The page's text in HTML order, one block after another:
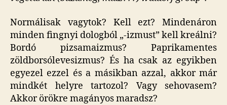
Normálisak vagytok? Kell ezt? Mindenáron
minden fingnyi dologból „-izmust” kell kreálni?
Bordó pizsamaizmus? Paprikamentes
zöldborsólevesizmus? És ha csak az egyikben
egyezel ezzel és a másikban azzal, akkor már
mindkét helyre tartozol? Vagy sehovasem?
Akkor örökre magányos maradsz?